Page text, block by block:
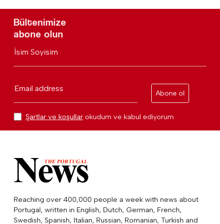
Bültenimize
abone olun
İsim Soyisim
Email address
Abone ol
Şartlar ve koşullar okudum ve kabul ediyorum
Reaching over 400,000 people a week with news about
Portugal, written in English, Dutch, German, French,
Swedish, Spanish, Italian, Russian, Romanian, Turkish and